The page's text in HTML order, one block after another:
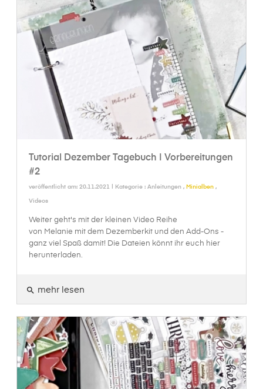
Tutorial Dezember Tagebuch | Vorbereitungen
#2
veröffentlicht am: 20.11.2021 | Kategorie : Anleitungen , Minialben ,
Videos
Weiter geht's mit der kleinen Video Reihe
von Melanie mit dem Dezemberkit und den Add-Ons -
ganz viel Spaß damit! Die Dateien könnt ihr euch hier
herunterladen.
search mehr lesen